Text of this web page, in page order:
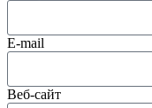
E-mail
Веб-сайт